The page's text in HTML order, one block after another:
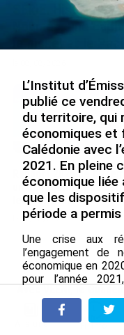
SÉRIE. Histoire
Nouméa, une
Rapport 2025 de
un engagement
les Outre-mer
le 07/08/2026
Avec VEENI, le
Foy entend participer
développement
À la une
L’Institut
publié ce
du territoire, qui
économiques et
Calédonie avec
2021. En pleine
économique
que les
période a
Une crise aux
l’engagement de
économique en
pour l’année
monde (+6,1 %).
nouvelle baisse du